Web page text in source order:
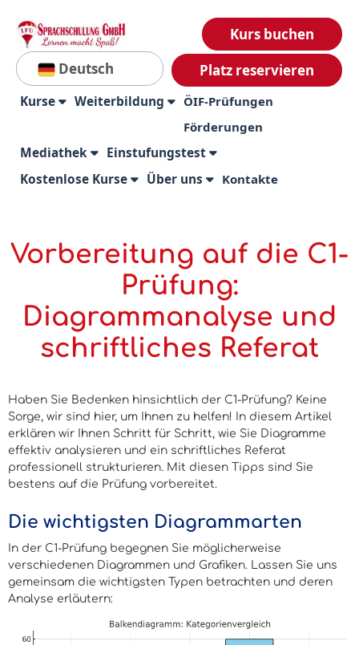
Deutsch
Kurs buchen
Platz reservieren
Kurse Weiterbildung
ÖIF-Prüfungen
Förderungen
Mediathek
Einstufungstest
Kostenlose Kurse
Über uns Kontakte
Vorbereitung auf die C1-
Prüfung:
Diagrammanalyse und
schriftliches Referat
Haben Sie Bedenken hinsichtlich der C1-Prüfung? Keine
Sorge, wir sind hier, um Ihnen zu helfen! In diesem Artikel
erklären wir Ihnen Schritt für Schritt, wie Sie Diagramme
effektiv analysieren und ein schriftliches Referat
professionell strukturieren. Mit diesen Tipps sind Sie
bestens auf die Prüfung vorbereitet.
Die wichtigsten Diagrammarten
In der C1-Prüfung begegnen Sie möglicherweise
verschiedenen Diagrammen und Grafiken. Lassen Sie uns
gemeinsam die wichtigsten Typen betrachten und deren
Analyse erläutern: